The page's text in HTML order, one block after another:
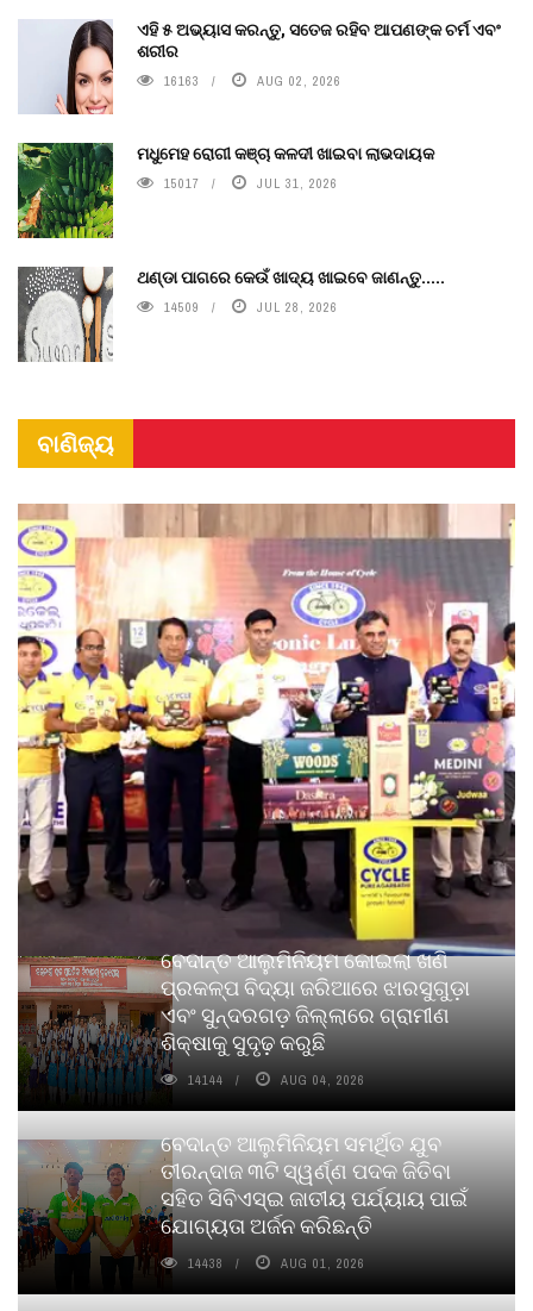
ଏହି ୫ ଅଭ୍ୟାସ କରନ୍ତୁ, ସତେଜ ରହିବ ଆପଣଙ୍କ ଚର୍ମ ଏବଂ
ଶରୀର
16163 AUG 02, 2026
ମଧୁମେହ ରୋଗୀ କଞ୍ଚା କଳଦୀ ଖାଇବା ଲାଭଦାୟକ
15017 JUL 31, 2026
ଥଣ୍ଡା ପାଗରେ କେଉଁ ଖାଦ୍ୟ ଖାଇବେ ଜାଣନ୍ତୁ.....
14509 JUL 28, 2026
ବାଣିଜ୍ୟ
ବେଦାନ୍ତ ଆଲୁମିନିୟମ କୋଇଲା ଖଣି
ପ୍ରକଳ୍ପ ବିଦ୍ୟା ଜରିଆରେ ଝାରସୁଗୁଡ଼ା
ଏବଂ ସୁନ୍ଦରଗଡ଼ ଜିଲ୍ଲାରେ ଗ୍ରାମୀଣ
ଶିକ୍ଷାକୁ ସୁଦୃଢ଼ କରୁଛି
14144 AUG 04, 2026
ବେଦାନ୍ତ ଆଲୁମିନିୟମ ସମର୍ଥିତ ଯୁବ
ତୀରନ୍ଦାଜ ୩ଟି ସ୍ୱର୍ଣ୍ଣ ପଦକ ଜିତିବା
ସହିତ ସିବିଏସ୍ଇ ଜାତୀୟ ପର୍ଯ୍ୟାୟ ପାଇଁ
ଯୋଗ୍ୟତା ଅର୍ଜନ କରିଛନ୍ତି
14438 AUG 01, 2026